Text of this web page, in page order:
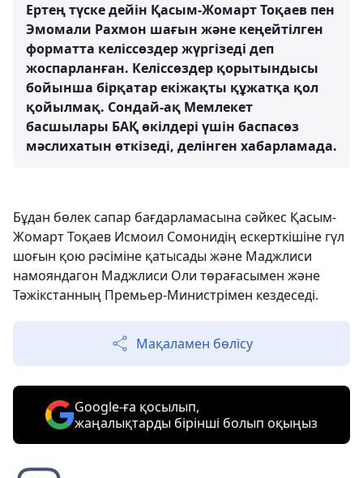
Ертең түске дейін Қасым-Жомарт Тоқаев пен
Эмомали Рахмон шағын және кеңейтілген
форматта келіссөздер жүргізеді деп
жоспарланған. Келіссөздер қорытындысы
бойынша бірқатар екіжақты құжатқа қол
қойылмақ. Сондай-ақ Мемлекет
басшылары БАҚ өкілдері үшін баспасөз
мәслихатын өткізеді, делінген хабарламада.
Бұдан бөлек сапар бағдарламасына сәйкес Қасым-
Жомарт Тоқаев Исмоил Сомонидің ескерткішіне гүл
шоғын қою рәсіміне қатысады және Маджлиси
намояндагон Маджлиси Оли төрағасымен және
Тәжікстанның Премьер-Министрімен кездеседі.
Мақаламен бөлісу
Google-ға қосылып,
жаңалықтарды бірінші болып оқыңыз